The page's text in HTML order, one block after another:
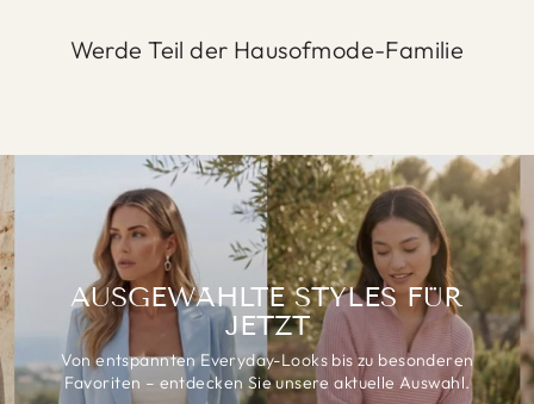
Werde Teil der Hausofmode-Familie
AUSGEWÄHLTE STYLES FÜR
JETZT
Von entspannten Everyday-Looks bis zu besonderen
Favoriten – entdecken Sie unsere aktuelle Auswahl.